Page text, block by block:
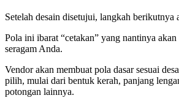
Setelah desain disetujui, langkah berikutnya
Pola ini ibarat “cetakan” yang nantinya
seragam Anda.
Vendor akan membuat pola dasar sesuai
pilih, mulai dari bentuk kerah, panjang
potongan lainnya.